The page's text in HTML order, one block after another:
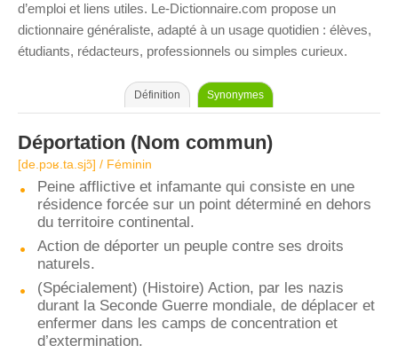
d’emploi et liens utiles. Le-Dictionnaire.com propose un
dictionnaire généraliste, adapté à un usage quotidien : élèves,
étudiants, rédacteurs, professionnels ou simples curieux.
Définition Synonymes
Déportation (Nom commun)
[de.pɔʁ.ta.sjɔ̃] / Féminin
Peine afflictive et infamante qui consiste en une
résidence forcée sur un point déterminé en dehors
du territoire continental.
Action de déporter un peuple contre ses droits
naturels.
(Spécialement) (Histoire) Action, par les nazis
durant la Seconde Guerre mondiale, de déplacer et
enfermer dans les camps de concentration et
d’extermination.